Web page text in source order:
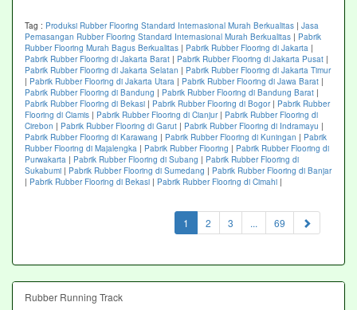
Tag : Produksi Rubber Flooring Standard Internasional Murah Berkualitas | Jasa
Pemasangan Rubber Flooring Standard Internasional Murah Berkualitas | Pabrik
Rubber Flooring Murah Bagus Berkualitas | Pabrik Rubber Flooring di Jakarta |
Pabrik Rubber Flooring di Jakarta Barat | Pabrik Rubber Flooring di Jakarta Pusat |
Pabrik Rubber Flooring di Jakarta Selatan | Pabrik Rubber Flooring di Jakarta Timur
| Pabrik Rubber Flooring di Jakarta Utara | Pabrik Rubber Flooring di Jawa Barat |
Pabrik Rubber Flooring di Bandung | Pabrik Rubber Flooring di Bandung Barat |
Pabrik Rubber Flooring di Bekasi | Pabrik Rubber Flooring di Bogor| Pabrik Rubber
Flooring di Ciamis | Pabrik Rubber Flooring di Cianjur| Pabrik Rubber Flooring di
Cirebon | Pabrik Rubber Flooring di Garut | Pabrik Rubber Flooring di Indramayu |
Pabrik Rubber Flooring di Karawang | Pabrik Rubber Flooring di Kuningan | Pabrik
Rubber Flooring di Majalengka | Pabrik Rubber Flooring | Pabrik Rubber Flooring di
Purwakarta | Pabrik Rubber Flooring di Subang | Pabrik Rubber Flooring di
Sukabumi | Pabrik Rubber Flooring di Sumedang | Pabrik Rubber Flooring di Banjar
| Pabrik Rubber Flooring di Bekasi | Pabrik Rubber Flooring di Cimahi |
1 (current)
2 3 ... 69
Rubber Running Track